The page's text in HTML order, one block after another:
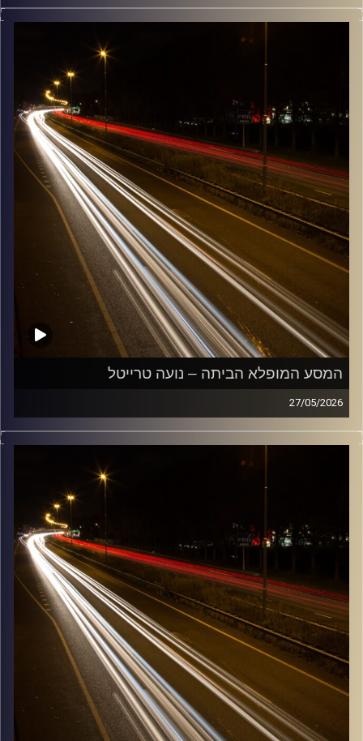
מוזיקה שתלווה אותנו אחרי יום עבודה ארוך ותחזיר אותנו
הביתה בשלום עם נעם זילבר
קרדיט תמונות:
המסע המופלא הביתה – נועה טרייטל
27/05/2026
מוזיקה שתלווה אותנו אחרי יום עבודה ארוך ותחזיר אותנו
הביתה בשלום עם נועה טרייטל
קרדיט תמונות: